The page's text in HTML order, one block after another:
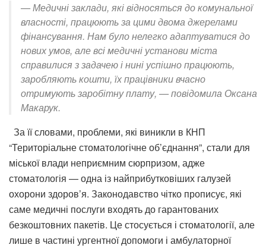
— Медичні заклади, які відносяться до комунальної
власності, працюють за цими двома джерелами
фінансування. Нам було нелегко адаптуватися до
нових умов, але всі медичні установи міста
справилися з задачею і нині успішно працюють,
заробляють кошти, їх працівники вчасно
отримують заробітну плату, — повідомила Оксана
Макарук.
За її словами, проблеми, які виникли в КНП
“Територіальне стоматологічне об’єднання”, стали для
міської влади неприємним сюрпризом, адже
стоматологія — одна із найприбутковіших галузей
охорони здоров’я. Законодавство чітко прописує, які
саме медичні послуги входять до гарантованих
безкоштовних пакетів. Це стосується і стоматології, але
лише в частині ургентної допомоги і амбулаторної